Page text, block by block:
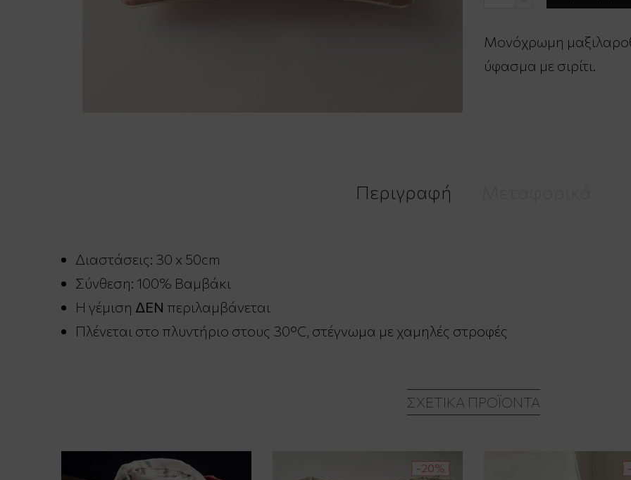
Μονόχρωμη
ύφασμα με σιρίτι.
Περιγραφή
Διαστάσεις: 30 x 50cm
Σύνθεση: 100% Βαμβάκι
Η γέμιση ΔΕΝ περιλαμβάνεται
Πλένεται στο πλυντήριο στους 30°C, στέγνωμα με χαμηλές στροφές
ΣΧΕΤΙΚΆ ΠΡΟΪΌΝΤΑ
-20%